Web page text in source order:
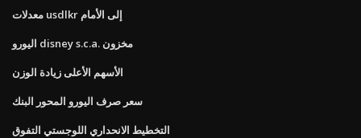
معدلات usdlkr إلى الأمام
اليورو disney s.c.a. مخزون
الأسهم الأعلى زيادة الوزن
سعر صرف اليورو المحور البنك
التخطيط الانحداري اللوجستي التفوق